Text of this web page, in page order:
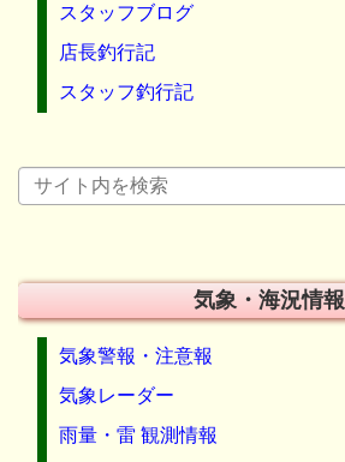
スタッフブログ
店長釣行記
スタッフ釣行記
気象・海況情報
気象警報・注意報
気象レーダー
雨量・雷 観測情報